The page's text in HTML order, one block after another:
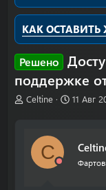
КАК
Решено
поддержке
А
Celtine
Д
11 Авг
C